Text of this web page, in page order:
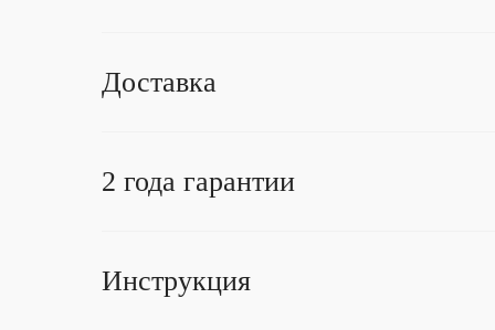
Доставка
2 года гарантии
Инструкция